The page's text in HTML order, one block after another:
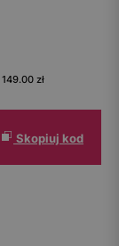
149.00 zł
Skopiuj kod